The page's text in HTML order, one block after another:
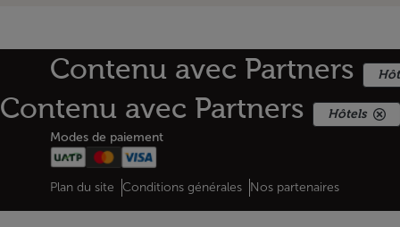
Bas de page Plan du site
Contenu avec Partners
Contenu avec Partners Hôtels
Modes de paiement
Web map links
$Title.getData()
Plan du site Conditions générales Nos partenaires